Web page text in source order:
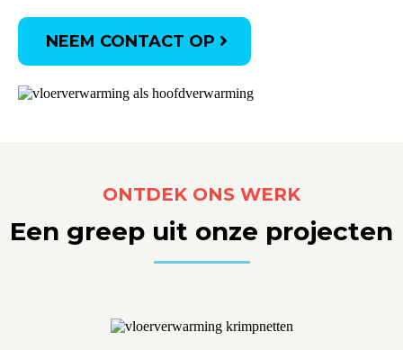
NEEM CONTACT OP
ONTDEK ONS WERK
Een greep uit onze projecten